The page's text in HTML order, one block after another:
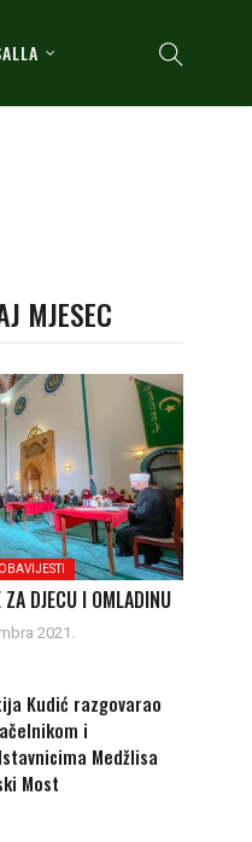
MJESEC
OBAVIJESTI
ZA DJECU I OMLADINU
2021.
Kudić razgovarao
i
Medžlisa
Most